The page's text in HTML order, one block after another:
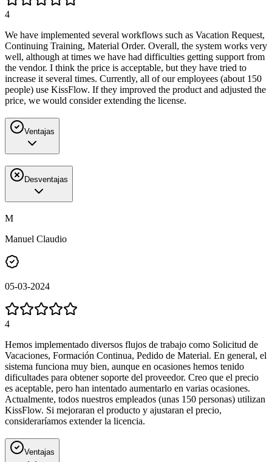
4
We have implemented several workflows such as Vacation Request,
Continuing Training, Material Order. Overall, the system works very
well, although at times we have had difficulties getting support from
the vendor. I think the price is acceptable, but they have tried to
increase it several times. Currently, all of our employees (about 150
people) use KissFlow. If they improved the product and adjusted the
price, we would consider extending the license.
Ventajas
Desventajas
M
Manuel Claudio
05-03-2024
4
Hemos implementado diversos flujos de trabajo como Solicitud de
Vacaciones, Formación Continua, Pedido de Material. En general, el
sistema funciona muy bien, aunque en ocasiones hemos tenido
dificultades para obtener soporte del proveedor. Creo que el precio
es aceptable, pero han intentado aumentarlo en varias ocasiones.
Actualmente, todos nuestros empleados (unas 150 personas) utilizan
KissFlow. Si mejoraran el producto y ajustaran el precio,
consideraríamos extender la licencia.
Ventajas